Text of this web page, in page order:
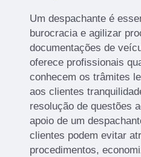
Um despachante é
burocracia e agilizar
documentações de
oferece profissionais
conhecem os trâmites
aos clientes
resolução de questões
apoio de um
clientes podem evitar
procedimentos,